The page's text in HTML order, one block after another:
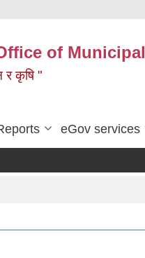
of
र कृषि "
eGov services